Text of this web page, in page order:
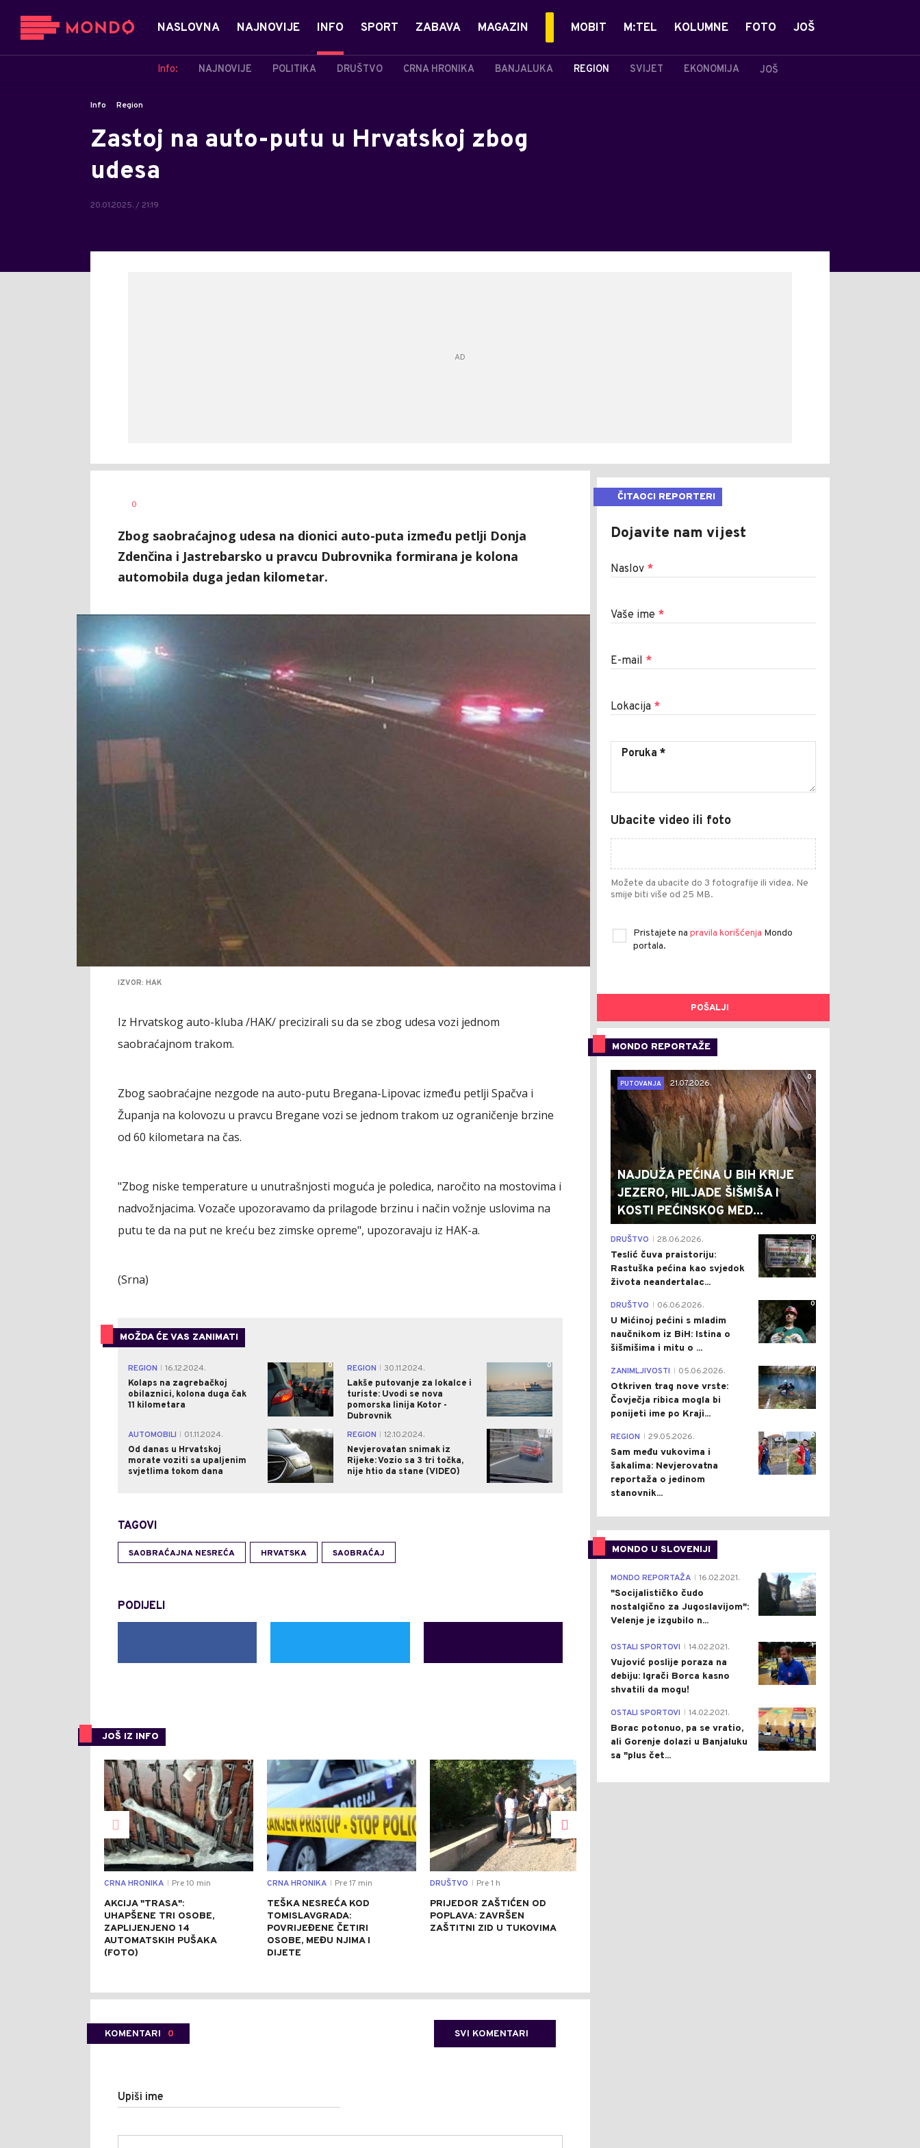
NASLOVNA NAJNOVIJE INFO
Info: NAJNOVIJE POLITIKA DRUŠTVO CRNA HRONIKA BANJALUKA REGION SVIJET EKONOMIJA JOŠ
SPORT ZABAVA MAGAZIN MOBIT M:TEL KOLUMNE FOTO JOŠ
Info Region
Zastoj na auto-putu u Hrvatskoj zbog
udesa
20.01.2025. / 21:19
AUTOR
0
Zbog saobraćajnog udesa na dionici auto-puta između petlji Donja
Zdenčina i Jastrebarsko u pravcu Dubrovnika formirana je kolona
automobila duga jedan kilometar.
IZVOR: HAK
Iz Hrvatskog auto-kluba /HAK/ precizirali su da se zbog udesa vozi jednom
saobraćajnom trakom.
Zbog saobraćajne nezgode na auto-putu Bregana-Lipovac između petlji Spačva i
Županja na kolovozu u pravcu Bregane vozi se jednom trakom uz ograničenje brzine
od 60 kilometara na čas.
"Zbog niske temperature u unutrašnjosti moguća je poledica, naročito na mostovima i
nadvožnjacima. Vozače upozoravamo da prilagode brzinu i način vožnje uslovima na
putu te da na put ne kreću bez zimske opreme", upozoravaju iz HAK-a.
(Srna)
MOŽDA ĆE VAS ZANIMATI
REGION
16.12.2024.
Kolaps na zagrebačkoj
obilaznici, kolona duga čak
11 kilometara
0 REGION
30.11.2024.
Lakše putovanje za lokalce i
turiste: Uvodi se nova
pomorska linija Kotor -
Dubrovnik
0
AUTOMOBILI
01.11.2024.
Od danas u Hrvatskoj
morate voziti sa upaljenim
svjetlima tokom dana
0 REGION
12.10.2024.
Nevjerovatan snimak iz
Rijeke: Vozio sa 3 tri točka,
nije htio da stane (VIDEO)
0
TAGOVI
SAOBRAĆAJNA NESREĆA HRVATSKA SAOBRAĆAJ
PODIJELI
JOŠ IZ INFO
0
CRNA HRONIKA Pre 10 min
AKCIJA "TRASA":
UHAPŠENE TRI OSOBE,
ZAPLIJENJENO 14
AUTOMATSKIH PUŠAKA
(FOTO)
0
CRNA HRONIKA Pre 17 min
TEŠKA NESREĆA KOD
TOMISLAVGRADA:
POVRIJEĐENE ČETIRI
OSOBE, MEĐU NJIMA I
DIJETE
0
DRUŠTVO Pre 1 h
PRIJEDOR ZAŠTIĆEN OD
POPLAVA: ZAVRŠEN
ZAŠTITNI ZID U TUKOVIMA
KOMENTARI 0 SVI KOMENTARI
Upiši ime
ČITAOCI REPORTERI
Dojavite nam vijest
Naslov *
Vaše ime *
E-mail *
Lokacija *
Ubacite video ili foto
Možete da ubacite do 3 fotografije ili videa. Ne
smije biti više od 25 MB.
Pristajete na pravila korišćenja Mondo
portala.
POŠALJI
MONDO REPORTAŽE
0
PUTOVANJA
21.07.2026.
NAJDUŽA PEĆINA U BIH KRIJE
JEZERO, HILJADE ŠIŠMIŠA I
KOSTI PEĆINSKOG MED...
0
DRUŠTVO 28.06.2026.
Teslić čuva praistoriju:
Rastuška pećina kao svjedok
života neandertalac...
0
DRUŠTVO 06.06.2026.
U Mićinoj pećini s mladim
naučnikom iz BiH: Istina o
šišmišima i mitu o ...
0
ZANIMLJIVOSTI 05.06.2026.
Otkriven trag nove vrste:
Čovječja ribica mogla bi
ponijeti ime po Kraji...
0
REGION 29.05.2026.
Sam među vukovima i
šakalima: Nevjerovatna
reportaža o jedinom
stanovnik...
MONDO U SLOVENIJI
4
MONDO REPORTAŽA 16.02.2021.
"Socijalističko čudo
nostalgično za Jugoslavijom":
Velenje je izgubilo n...
1
OSTALI SPORTOVI 14.02.2021.
Vujović poslije poraza na
debiju: Igrači Borca kasno
shvatili da mogu!
3
OSTALI SPORTOVI 14.02.2021.
Borac potonuo, pa se vratio,
ali Gorenje dolazi u Banjaluku
sa "plus čet...